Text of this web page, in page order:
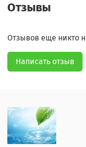
Отзывы
Отзывов еще никто
Написать отзыв